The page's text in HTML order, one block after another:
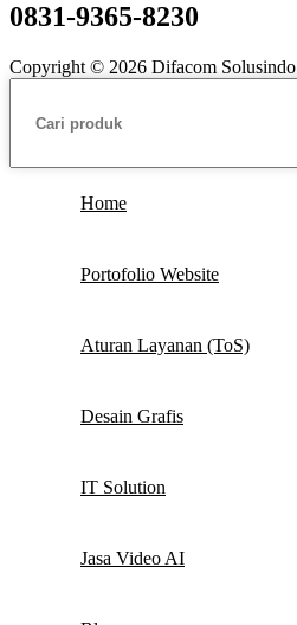
0831-9365-8230
Copyright © 2026 Difacom Solusindo
Home
Portofolio Website
Aturan Layanan (ToS)
Desain Grafis
IT Solution
Jasa Video AI